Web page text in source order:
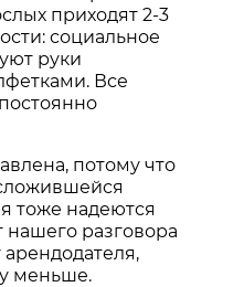
приходят 2-3
социальное
руки
Все
потому что
тоже надеются
нашего разговора
меньше.